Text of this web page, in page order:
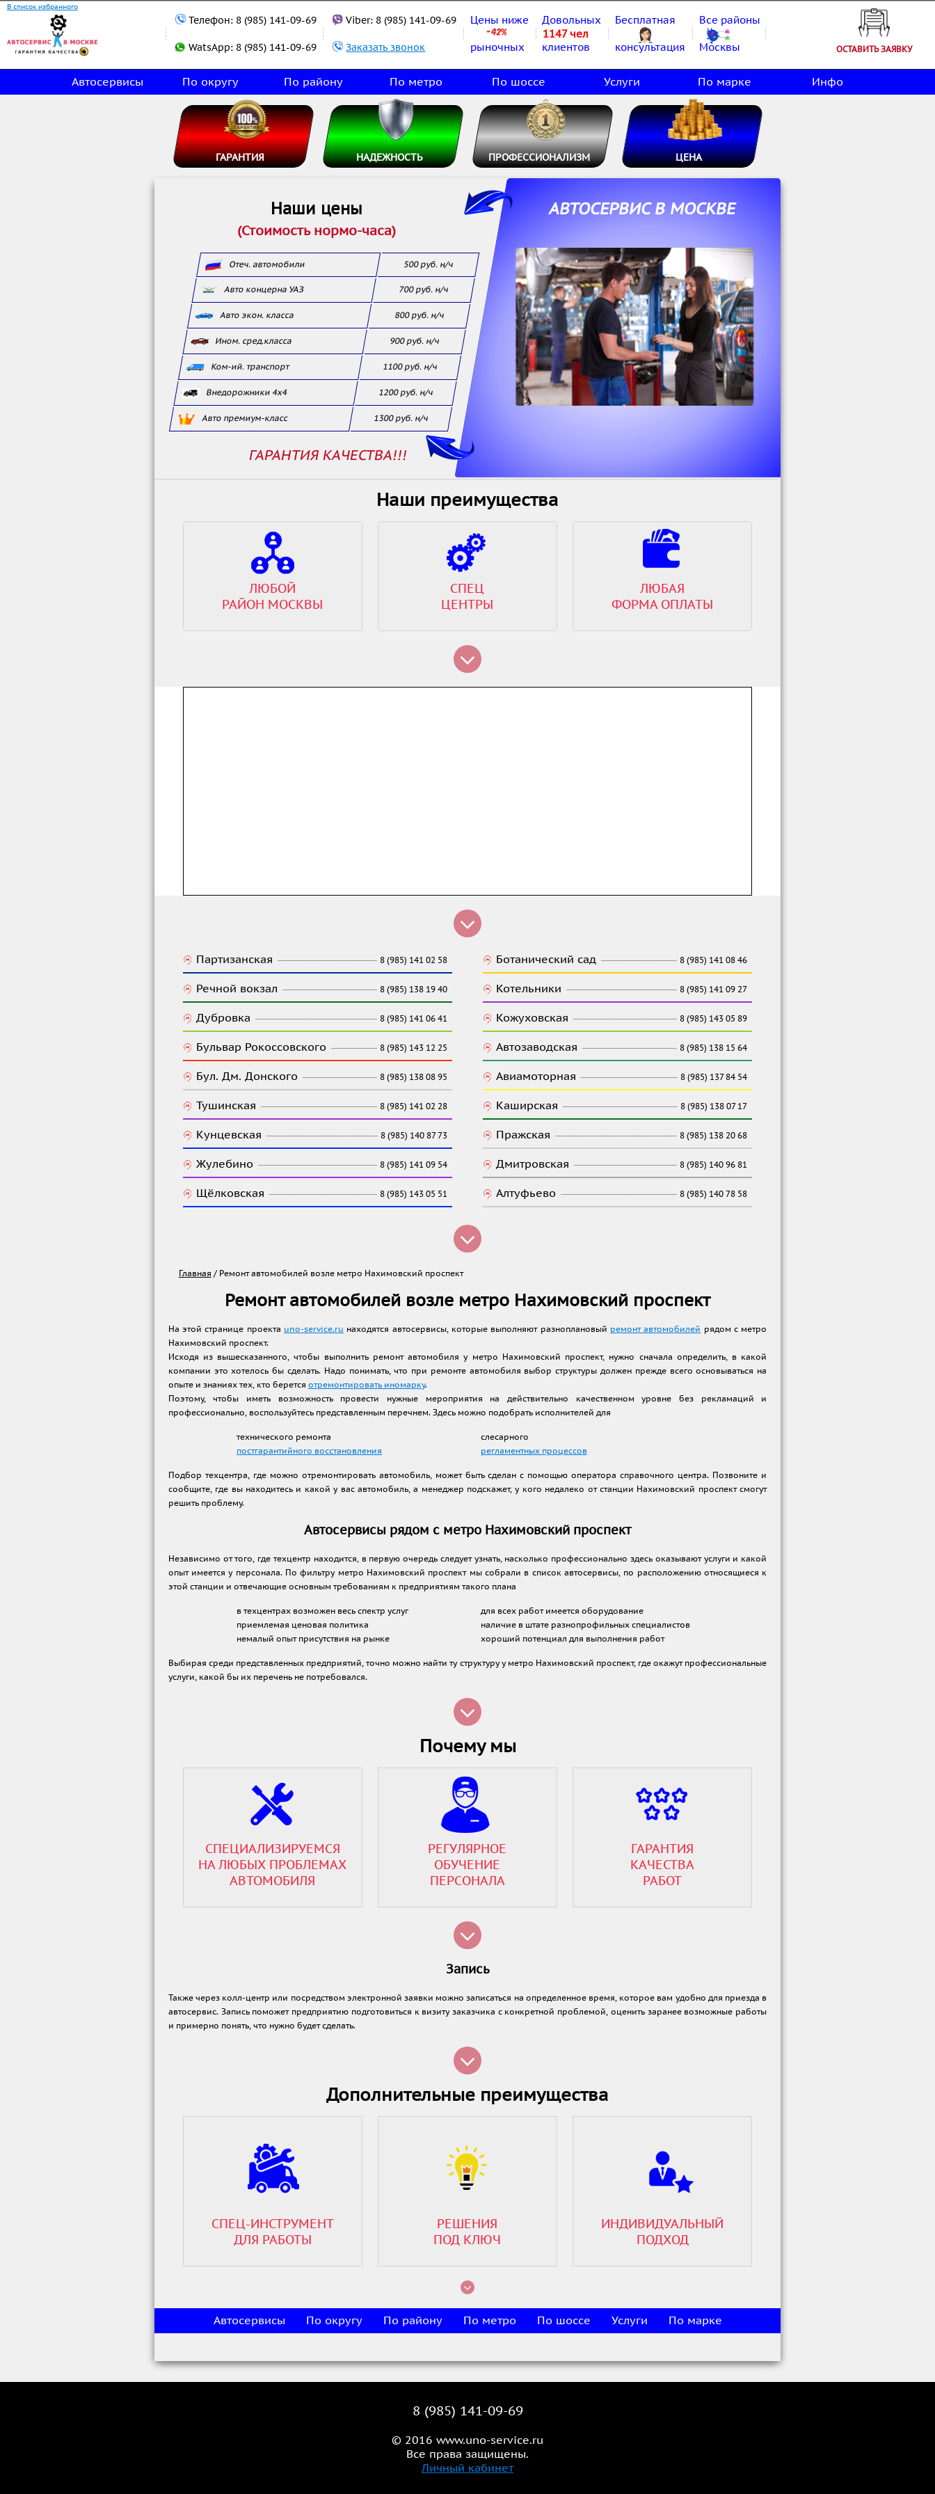
В список избранного
Телефон:8 (985) 141-09-69
WatsApp:8 (985) 141-09-69
Viber: 8 (985) 141-09-69
Заказать звонок
Цены ниже
рыночных
Довольных
клиентов
1147 чел
Бесплатная
консультация
Все районы
Москвы ОСТАВИТЬ ЗАЯВКУ
Автосервисы По округу По району По метро По шоссе Услуги По марке Инфо
ГАРАНТИЯ НАДЕЖНОСТЬ ПРОФЕССИОНАЛИЗМ ЦЕНА
Наши цены
(Стоимость нормо-часа)
Отеч. автомобили 500 руб. н/ч
Авто концерна УАЗ 700 руб. н/ч
Авто экон. класса 800 руб. н/ч
Ином. сред.класса 900 руб. н/ч
Ком-ий. транспорт 1100 руб. н/ч
Внедорожники 4x4 1200 руб. н/ч
Авто премиум-класс 1300 руб. н/ч
ГАРАНТИЯ КАЧЕСТВА!!!
АВТОСЕРВИС В МОСКВЕ
Наши преимущества
ЛЮБОЙ
РАЙОН МОСКВЫ
СПЕЦ
ЦЕНТРЫ
ЛЮБАЯ
ФОРМА ОПЛАТЫ
Партизанская 8 (985) 141 02 58 Ботанический сад 8 (985) 141 08 46
Речной вокзал 8 (985) 138 19 40 Котельники 8 (985) 141 09 27
Дубровка 8 (985) 141 06 41 Кожуховская 8 (985) 143 05 89
Бульвар Рокоссовского 8 (985) 143 12 25 Автозаводская 8 (985) 138 15 64
Бул. Дм. Донского 8 (985) 138 08 95 Авиамоторная 8 (985) 137 84 54
Тушинская 8 (985) 141 02 28 Каширская 8 (985) 138 07 17
Кунцевская 8 (985) 140 87 73 Пражская 8 (985) 138 20 68
Жулебино 8 (985) 141 09 54 Дмитровская 8 (985) 140 96 81
Щёлковская 8 (985) 143 05 51 Алтуфьево 8 (985) 140 78 58
Главная / Ремонт автомобилей возле метро Нахимовский проспект
Ремонт автомобилей возле метро Нахимовский проспект
На этой странице проекта uno-service.ru находятся автосервисы, которые выполняют разноплановый ремонт автомобилей рядом с метро
Нахимовский проспект.
Исходя из вышесказанного, чтобы выполнить ремонт автомобиля у метро Нахимовский проспект, нужно сначала определить, в какой
компании это хотелось бы сделать. Надо понимать, что при ремонте автомобиля выбор структуры должен прежде всего основываться на
опыте и знаниях тех, кто берется отремонтировать иномарку.
Поэтому, чтобы иметь возможность провести нужные мероприятия на действительно качественном уровне без рекламаций и
профессионально, воспользуйтесь представленным перечнем. Здесь можно подобрать исполнителей для
технического ремонта
слесарного
постгарантийного восстановления
регламентных процессов
Подбор техцентра, где можно отремонтировать автомобиль, может быть сделан с помощью оператора справочного центра. Позвоните и
сообщите, где вы находитесь и какой у вас автомобиль, а менеджер подскажет, у кого недалеко от станции Нахимовский проспект смогут
решить проблему.
Автосервисы рядом с метро Нахимовский проспект
Независимо от того, где техцентр находится, в первую очередь следует узнать, насколько профессионально здесь оказывают услуги и какой
опыт имеется у персонала. По фильтру метро Нахимовский проспект мы собрали в список автосервисы, по расположению относящиеся к
этой станции и отвечающие основным требованиям к предприятиям такого плана
в техцентрах возможен весь спектр услуг
для всех работ имеется оборудование
приемлемая ценовая политика
наличие в штате разнопрофильных специалистов
немалый опыт присутствия на рынке
хороший потенциал для выполнения работ
Выбирая среди представленных предприятий, точно можно найти ту структуру у метро Нахимовский проспект, где окажут профессиональные
услуги, какой бы их перечень не потребовался.
Почему мы
СПЕЦИАЛИЗИРУЕМСЯ
НА ЛЮБЫХ ПРОБЛЕМАХ
АВТОМОБИЛЯ
РЕГУЛЯРНОЕ
ОБУЧЕНИЕ
ПЕРСОНАЛА
ГАРАНТИЯ
КАЧЕСТВА
РАБОТ
Запись
Также через колл-центр или посредством электронной заявки можно записаться на определенное время, которое вам удобно для приезда в
автосервис. Запись поможет предприятию подготовиться к визиту заказчика с конкретной проблемой, оценить заранее возможные работы
и примерно понять, что нужно будет сделать.
Дополнительные преимущества
СПЕЦ-ИНСТРУМЕНТ
ДЛЯ РАБОТЫ
РЕШЕНИЯ
ПОД КЛЮЧ
ИНДИВИДУАЛЬНЫЙ
ПОДХОД
Автосервисы По округу По району По метро По шоссе Услуги По марке
8 (985) 141-09-69
© 2016 www.uno-service.ru
Все права защищены.
Личный кабинет